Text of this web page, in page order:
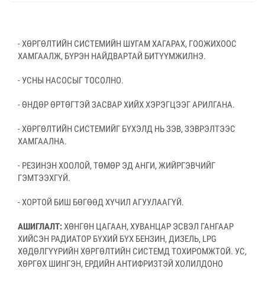
- ХӨРГӨЛТИЙН СИСТЕМИЙН ШУГАМ ХАГАРАХ, ГООЖИХООС
ХАМГААЛЖ, БҮРЭН НАЙДВАРТАЙ БИТҮҮМЖИЛНЭ.
- УСНЫ НАСОСЫГ ТОСОЛНО.
- ӨНДӨР ӨРТӨГТЭЙ ЗАСВАР ХИЙХ ХЭРЭГЦЭЭГ АРИЛГАНА.
- ХӨРГӨЛТИЙН СИСТЕМИЙГ БҮХЭЛД НЬ ЗЭВ, ЗЭВРЭЛТЭЭС
ХАМГААЛНА.
- РЕЗИНЭН ХООЛОЙ, ТӨМӨР ЭД АНГИ, ЖИЙРГЭВЧИЙГ
ГЭМТЭЭХГҮЙ.
- ХОРТОЙ БИШ БӨГӨӨД ХҮЧИЛ АГУУЛААГҮЙ.
АШИГЛАЛТ:ХӨНГӨН ЦАГААН, ХУВАНЦАР ЭСВЭЛ ГАНГААР
ХИЙСЭН РАДИАТОР БҮХИЙ БҮХ БЕНЗИН, ДИЗЕЛЬ, LPG
ХӨДӨЛГҮҮРИЙН ХӨРГӨЛТИЙН СИСТЕМД ТОХИРОМЖТОЙ. УС,
ХӨРГӨХ ШИНГЭН, ЕРДИЙН АНТИФРИЗТЭЙ ХОЛИЛДОНО